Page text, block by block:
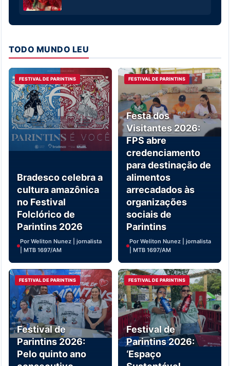
TODO MUNDO LEU
FESTIVAL DE PARINTINS
Bradesco celebra a
cultura amazônica
no Festival
Folclórico de
Parintins 2026
Por Weliton Nunez | jornalista
| MTB 1697/AM
FESTIVAL DE PARINTINS
Festa dos
Visitantes 2026:
FPS abre
credenciamento
para destinação de
alimentos
arrecadados às
organizações
sociais de
Parintins
Por Weliton Nunez | jornalista
| MTB 1697/AM
FESTIVAL DE PARINTINS
Festival de
Parintins 2026:
Pelo quinto ano
FESTIVAL DE PARINTINS
Festival de
Parintins 2026:
‘Espaço